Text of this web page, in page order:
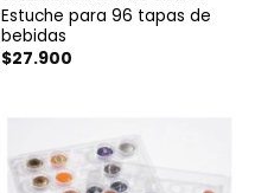
Estuche para 96 tapas de
bebidas
$27.900